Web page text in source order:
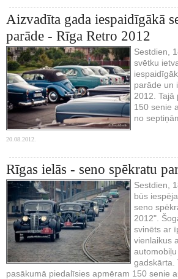
Aizvadīta gada iespaidīgākā
parāde - Rīga Retro 2012
Sestdien,
svētku
parāde un
2012. Tajā
150 senie
no
20.08.2012.
Rīgas ielās - seno spēkratu
Sestdien,
būs
seno
2012".
svinēts ar
vienlaikus
automobiļu
gadskārta.
pasākumā piedalīsies apmēram 150 senie